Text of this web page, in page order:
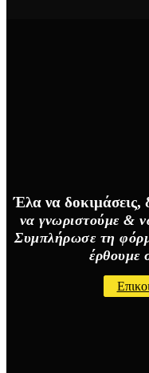
Έλα να δοκιμάσεις,
να γνωριστούμε &
Συμπλήρωσε τη
έρθουμε